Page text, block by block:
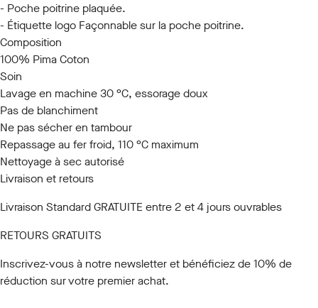
- Poche poitrine plaquée.
- Étiquette logo Façonnable sur la poche poitrine.
Composition
100% Pima Coton
Soin
Lavage en machine 30 °C, essorage doux
Pas de blanchiment
Ne pas sécher en tambour
Repassage au fer froid, 110 °C maximum
Nettoyage à sec autorisé
Livraison et retours
Livraison Standard GRATUITE entre 2 et 4 jours ouvrables
RETOURS GRATUITS
Inscrivez-vous à notre newsletteret bénéficiez de 10% de
réduction sur votre premier achat.